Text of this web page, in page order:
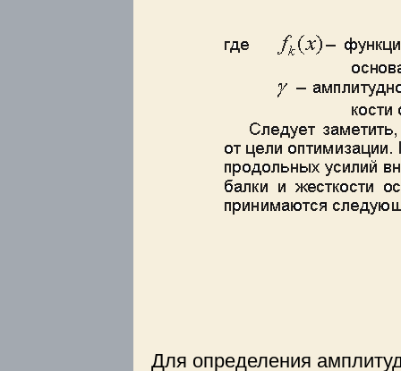
Для определения